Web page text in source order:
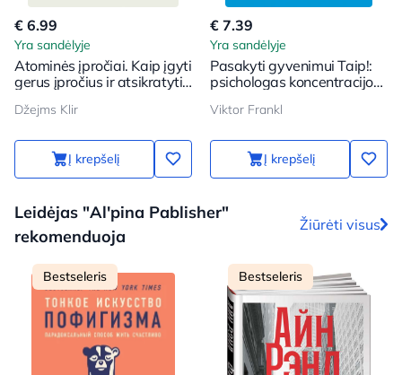
€ 6.99
Yra sandėlyje
Atominės įpročiai. Kaip įgyti
gerus įpročius ir atsikratyti
Džejms Klir
Į krepšelį
€ 7.39
Yra sandėlyje
Pasakyti gyvenimui Taip!:
psichologas koncentracijos
Viktor Frankl
Į krepšelį
Leidėjas "Al'pina Pablisher"
rekomenduoja
Žiūrėti visus
Bestseleris Bestseleris